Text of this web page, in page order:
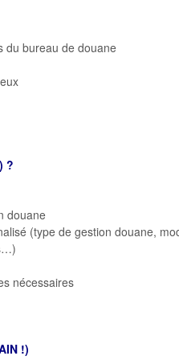
du bureau de douane
?
douane
(type de gestion douane,
nécessaires
!)